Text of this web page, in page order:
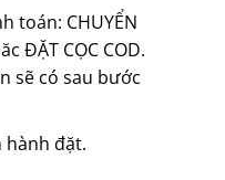
toán: CHUYỂN
ĐẶT CỌC COD.
sẽ có sau bước
hành đặt.